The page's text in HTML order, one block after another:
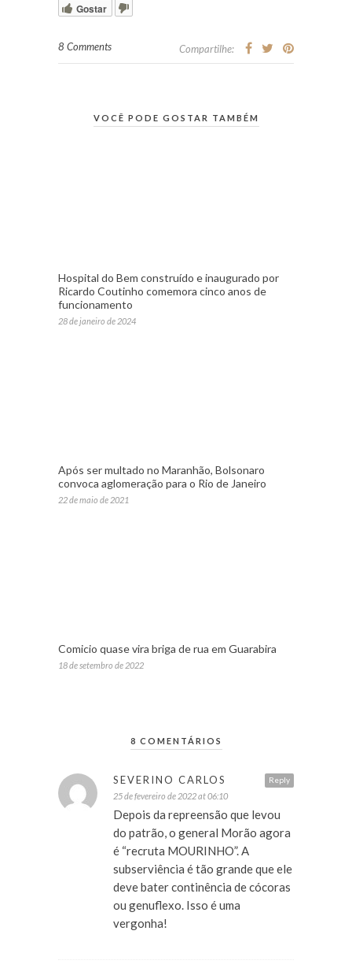
Gostar
8 Comments Compartilhe:
VOCÊ PODE GOSTAR TAMBÉM
Hospital do Bem construído e inaugurado por
Ricardo Coutinho comemora cinco anos de
funcionamento
28 de janeiro de 2024
Após ser multado no Maranhão, Bolsonaro
convoca aglomeração para o Rio de Janeiro
22 de maio de 2021
Comicio quase vira briga de rua em Guarabira
18 de setembro de 2022
8 COMENTÁRIOS
Reply
SEVERINO CARLOS
25 de fevereiro de 2022 at 06:10
Depois da repreensão que levou
do patrão, o general Morão agora
é “recruta MOURINHO”. A
subserviência é tão grande que ele
deve bater continência de cócoras
ou genuflexo. Isso é uma
vergonha!